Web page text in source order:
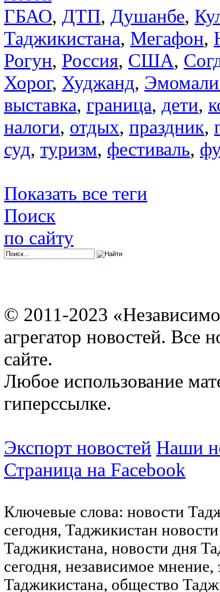
ГБАО, ДТП, Душанбе,
Таджикистана, Мегафон,
Рогун, Россия, США,
Хорог, Худжанд,
выставка, граница, дети,
налоги, отдых, праздник,
суд, туризм, фестиваль,
Показать все теги
Поиск
по сайту
© 2011-2023
агрегатор новостей. Все
сайте.
Любое использование
гиперссылке.
Экспорт новостей Наши
Страница на Facebook
Ключевые слова: новости
сегодня, Таджикистан
Таджикистана, новости дня
сегодня, независимое
Таджикистана, общество